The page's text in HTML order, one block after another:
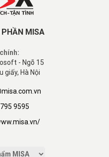
PHẦN MISA
- Ngõ 15
giấy, Hà Nội
9595